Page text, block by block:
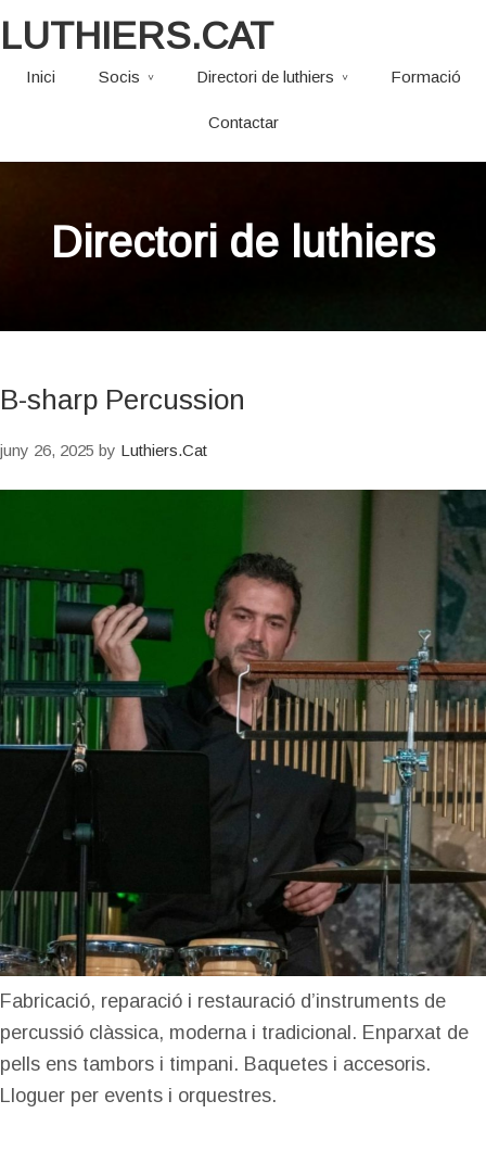
LUTHIERS.CAT
Inici Socis Directori de luthiers Formació
Contactar
Directori de luthiers
B-sharp Percussion
juny 26, 2025 by Luthiers.Cat
Fabricació, reparació i restauració d’instruments de
percussió clàssica, moderna i tradicional. Enparxat de
pells ens tambors i timpani. Baquetes i accesoris.
Lloguer per events i orquestres.